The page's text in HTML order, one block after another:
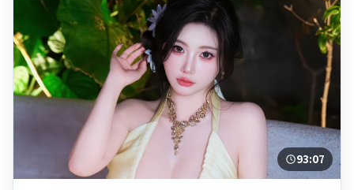
93:07